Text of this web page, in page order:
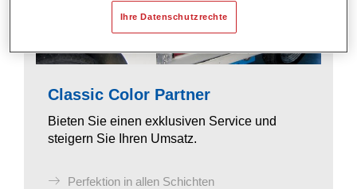
Classic Color Partner
Bieten Sie einen exklusiven Service und
steigern Sie Ihren Umsatz.
Perfektion in allen Schichten
Ihre Datenschutzrechte